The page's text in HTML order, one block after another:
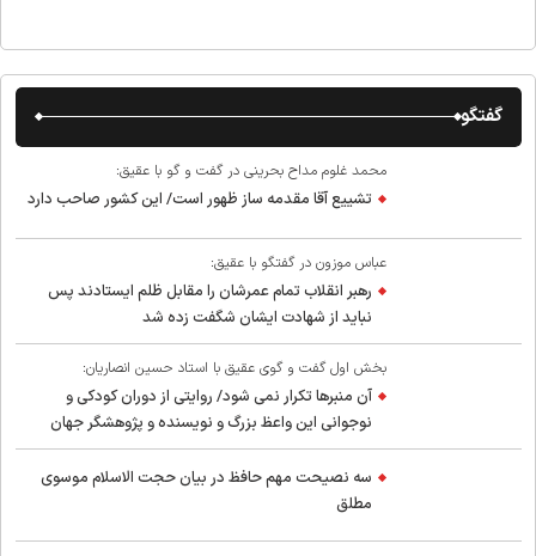
گفتگو
محمد غلوم مداح بحرینی در گفت و گو با عقیق:
تشییع آقا مقدمه ساز ظهور است/ این کشور صاحب دارد
عباس موزون در گفتگو با عقیق:
رهبر انقلاب تمام عمرشان را مقابل ظلم ایستادند پس
نباید از شهادت ایشان شگفت زده شد
بخش اول گفت و گوی عقیق با استاد حسین انصاریان:
آن منبرها تکرار نمی شود/ روایتی از دوران کودکی و
نوجوانی این واعظ بزرگ و نویسنده و پژوهشگر جهان
اسلام
سه نصیحت مهم حافظ در بیان حجت الاسلام موسوی
مطلق